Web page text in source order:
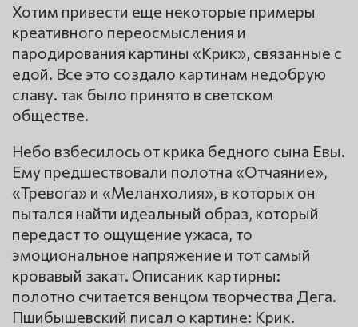
Хотим привести еще некоторые примеры
креативного переосмысления и
пародирования картины «Крик», связанные с
едой. Все это создало картинам недобрую
славу. так было принято в светском
обществе.
Небо взбесилось от крика бедного сына Евы.
Ему предшествовали полотна «Отчаяние»,
«Тревога» и «Меланхолия», в которых он
пытался найти идеальный образ, который
передаст то ощущение ужаса, то
эмоциональное напряжение и тот самый
кровавый закат. Описаник картирны:
полотно считается венцом творчества Дега.
Пшибышевский писал о картине: Крик.